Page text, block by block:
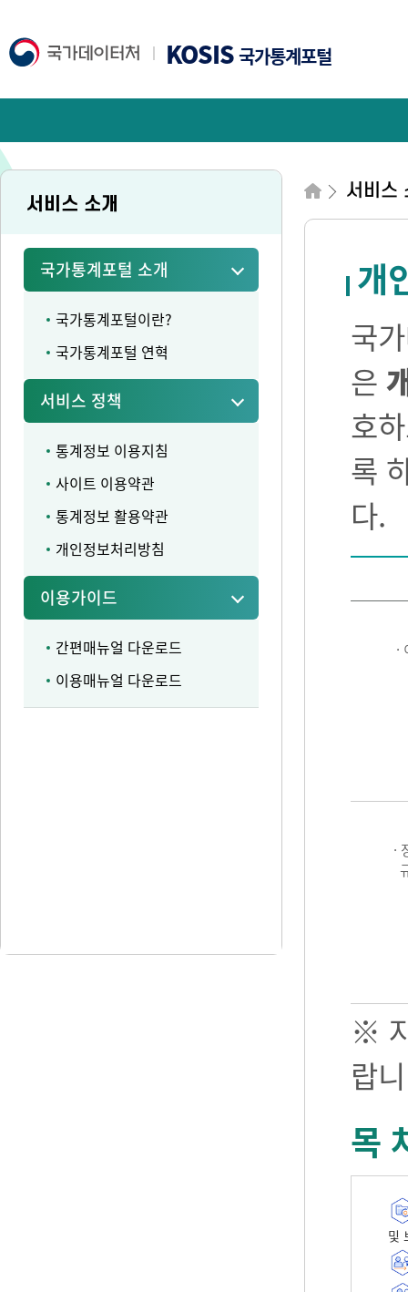
KOSIS국가통계포털
서비스 소개
국가통계포털 소개
국가통계포털이란?
국가통계포털 연혁
서비스 정책
통계정보 이용지침
사이트 이용약관
통계정보 활용약관
개인정보처리방침
이용가이드
간편매뉴얼 다운로드
이용매뉴얼 다운로드
서비스
개
국
은
호
록
다.
·
·
※
랍
목
및